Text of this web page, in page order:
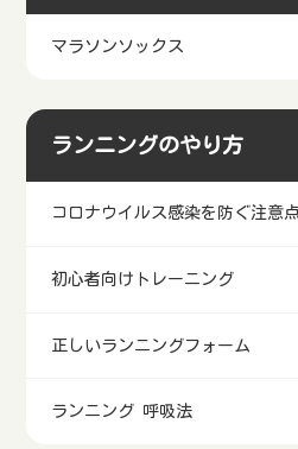
マラソンソックス
ランニングのやり方
コロナウイルス感染を防ぐ注意点
初心者向けトレーニング
正しいランニングフォーム
ランニング 呼吸法